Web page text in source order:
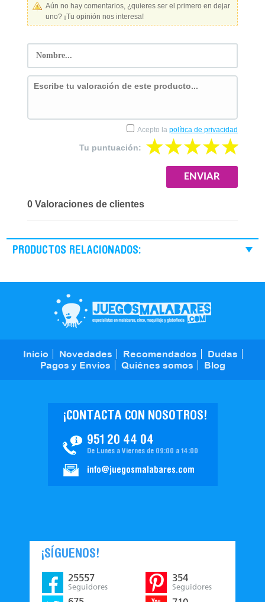
Aún no hay comentarios, ¿quieres ser el primero en dejar
uno? ¡Tu opinión nos interesa!
0 Valoraciones de clientes
Tu puntuación:
Acepto la política de privacidad
PRODUCTOS RELACIONADOS:
Inicio Novedades Recomendados
Dudas
Pagos y Envíos
Quiénes somos Blog
951 20 44 04
¡CONTACTA CON NOSOTROS!
De Lunes a Viernes de 09:00 a 14:00
info@juegosmalabares.com
¡SÍGUENOS!
25557
Seguidores
354
Seguidores